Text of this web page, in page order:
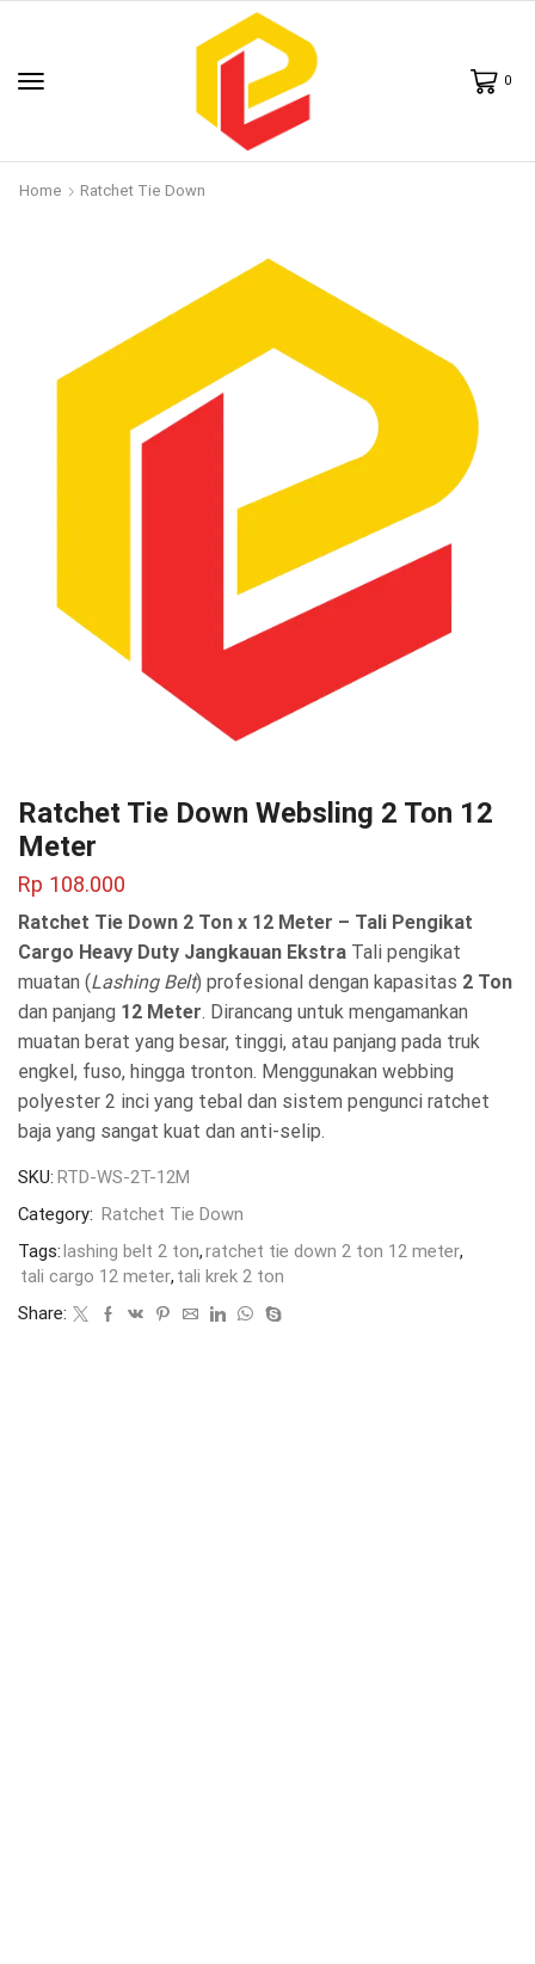
0
Home Ratchet Tie Down
Ratchet Tie Down Websling 2 Ton 12
Meter
Rp 108.000
Ratchet Tie Down 2 Ton x 12 Meter – Tali Pengikat
Cargo Heavy Duty Jangkauan Ekstra Tali pengikat
muatan (Lashing Belt) profesional dengan kapasitas 2 Ton
dan panjang 12 Meter. Dirancang untuk mengamankan
muatan berat yang besar, tinggi, atau panjang pada truk
engkel, fuso, hingga tronton. Menggunakan webbing
polyester 2 inci yang tebal dan sistem pengunci ratchet
baja yang sangat kuat dan anti-selip.
SKU: RTD-WS-2T-12M
Category: Ratchet Tie Down
Tags:lashing belt 2 ton,ratchet tie down 2 ton 12 meter,
tali cargo 12 meter, tali krek 2 ton
Share: